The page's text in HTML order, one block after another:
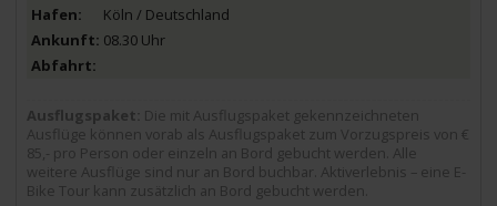
Köln / Deutschland
08.30 Uhr
Ausflugspaket: Die mit Ausflugspaket gekennzeichneten
Ausflüge können vorab als Ausflugspaket zum Vorzugspreis von €
85,- pro Person oder einzeln an Bord gebucht werden. Alle
weitere Ausflüge sind nur an Bord buchbar. Aktiverlebnis – eine E-
Bike Tour kann zusätzlich an Bord gebucht werden.